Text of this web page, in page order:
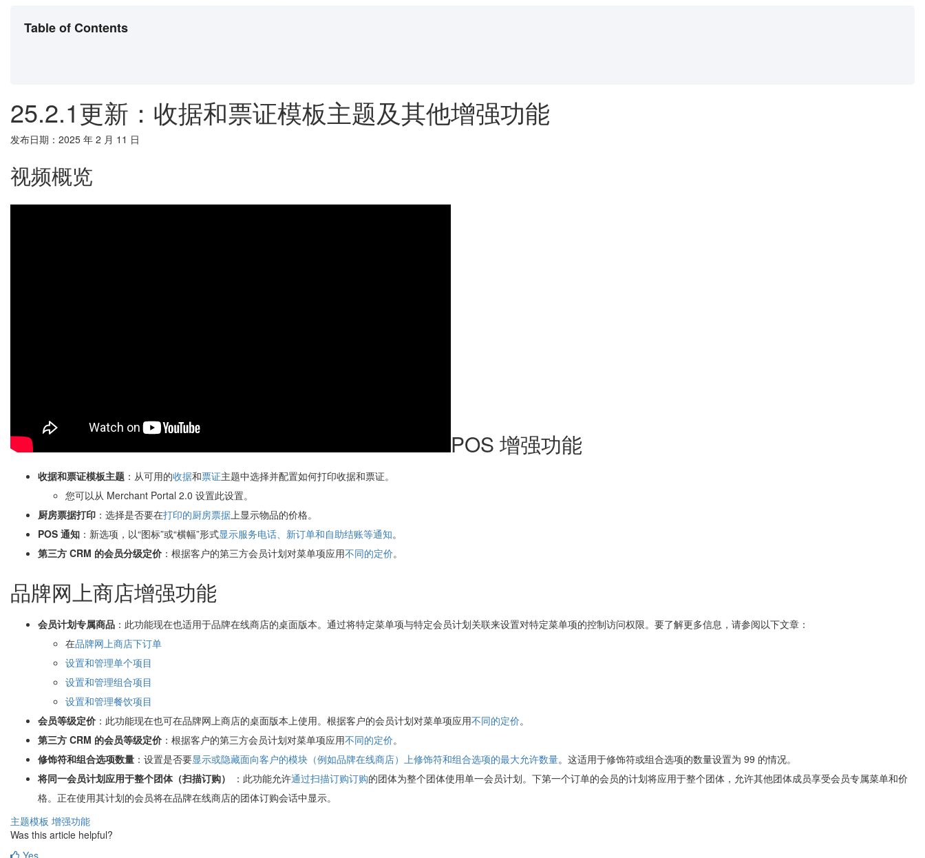
Table of Contents
25.2.1更新：收据和票证模板主题及其他增强功能
发布日期：2025 年 2 月 11 日
视频概览
POS 增强功能
收据和票证模板主题 ：从可用的收据和票证主题中选择并配置如何打印收据和票证。
您可以从 Merchant Portal 2.0 设置此设置。
厨房票据打印 ：选择是否要在打印的厨房票据上显示物品的价格。
POS 通知 ：新选项，以“图标”或“横幅”形式显示服务电话、新订单和自助结账等通知。
第三方 CRM 的会员分级定价 ：根据客户的第三方会员计划对菜单项应用不同的定价。
品牌网上商店增强功能
会员计划专属商品 ：此功能现在也适用于品牌在线商店的桌面版本。通过将特定菜单项与特定会员计划关联来设置对特定菜单项的控制访问权限。要了解更多信息，请参阅以下文章：
在品牌网上商店下订单
设置和管理单个项目
设置和管理组合项目
设置和管理餐饮项目
会员等级定价 ：此功能现在也可在品牌网上商店的桌面版本上使用。根据客户的会员计划对菜单项应用不同的定价。
第三方 CRM 的会员等级定价 ：根据客户的第三方会员计划对菜单项应用不同的定价。
修饰符和组合选项数量 ：设置是否要显示或隐藏面向客户的模块（例如品牌在线商店）上修饰符和组合选项的最大允许数量。这适用于修饰符或组合选项的数量设置为 99 的情况。
将同一会员计划应用于整个团体（扫描订购）
：此功能允许通过扫描订购订购的团体为整个团体使用单一会员计划。下第一个订单的会员的计划将应用于整个团体，允许其他团体成员享受会员专属菜单和价
格。正在使用其计划的会员将在品牌在线商店的团体订购会话中显示。
主题模板 增强功能
Was this article helpful?